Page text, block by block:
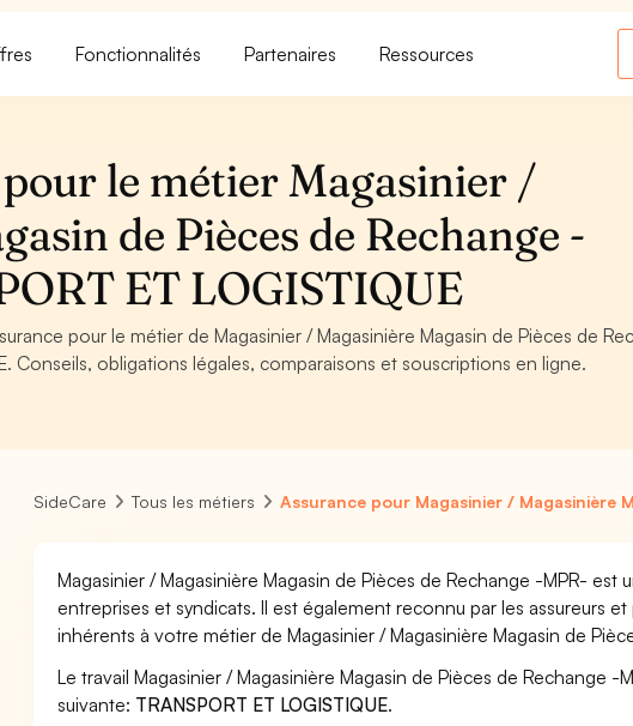
Fonctionnalités Partenaires Ressources
le métier Magasinier /
de Pièces de Rechange -
ET LOGISTIQUE
pour le métier de Magasinier / Magasinière Magasin de Pièces de
Conseils, obligations légales, comparaisons et souscriptions en ligne.
SideCare Tous les métiers Assurance pour Magasinier / Magasinière
Magasinier / Magasinière Magasin de Pièces de Rechange -MPR-
entreprises et syndicats. Il est également reconnu par les assureurs
inhérents à votre métier de Magasinier / Magasinière Magasin de
Le travail Magasinier / Magasinière Magasin de Pièces de Rechange -
suivante: TRANSPORT ET LOGISTIQUE.